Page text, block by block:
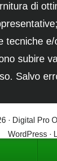
di
tecniche
subire
Salvo
· Digital Pro
WordPress ·